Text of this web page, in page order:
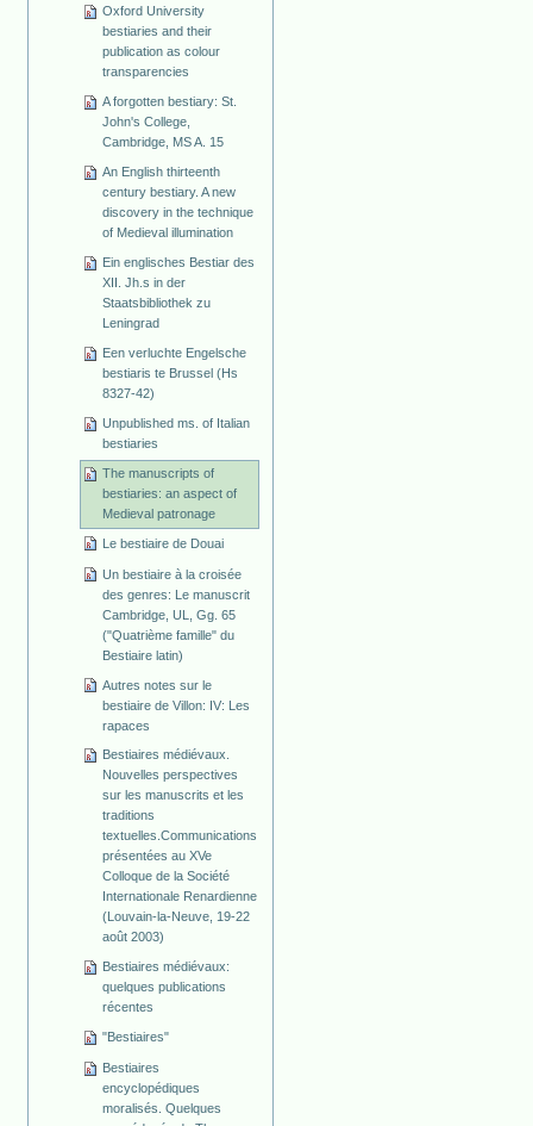
Oxford University
bestiaries and their
publication as colour
transparencies
A forgotten bestiary: St.
John's College,
Cambridge, MS A. 15
An English thirteenth
century bestiary. A new
discovery in the technique
of Medieval illumination
Ein englisches Bestiar des
XII. Jh.s in der
Staatsbibliothek zu
Leningrad
Een verluchte Engelsche
bestiaris te Brussel (Hs
8327-42)
Unpublished ms. of Italian
bestiaries
The manuscripts of
bestiaries: an aspect of
Medieval patronage
Le bestiaire de Douai
Un bestiaire à la croisée
des genres: Le manuscrit
Cambridge, UL, Gg. 65
("Quatrième famille" du
Bestiaire latin)
Autres notes sur le
bestiaire de Villon: IV: Les
rapaces
Bestiaires médiévaux.
Nouvelles perspectives
sur les manuscrits et les
traditions
textuelles.Communications
présentées au XVe
Colloque de la Société
Internationale Renardienne
(Louvain-la-Neuve, 19-22
août 2003)
Bestiaires médiévaux:
quelques publications
récentes
"Bestiaires"
Bestiaires
encyclopédiques
moralisés. Quelques